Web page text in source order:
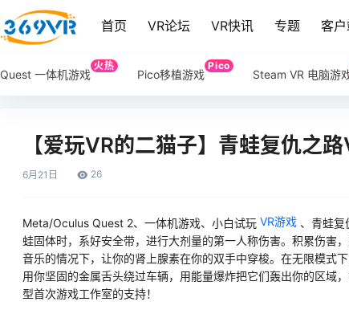
首页 VR论坛 VR快讯 专题 客
Quest 一体机游戏
火热
Pico移植游戏
Pico
Steam VR 电脑游
【爱玩VR的二猫子】青蛙复仇之
6月 21日 26
Meta/Oculus Quest 2、一体机游戏、小白试玩 VR游戏 、青蛙
蛙固体时，系好安全带，进行大剂量的第一人称伤害。积累伤害
音乐的情况下，让你的肾上腺素在你的双手中穿梭。在无限模式
用你坚固的金属舌头绕过车辆，用能量爆炸把它们轰出你的区域
型首次游戏工作室的支持！